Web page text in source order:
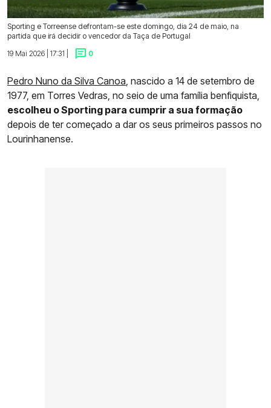
Sporting e Torreense defrontam-se este domingo, dia 24 de maio, na
partida que irá decidir o vencedor da Taça de Portugal
19 Mai 2026 | 17:31 |
0
Pedro Nuno da Silva Canoa, nascido a 14 de setembro de
1977, em Torres Vedras, no seio de uma família benfiquista,
escolheu o Sporting para cumprir a sua formação
depois de ter começado a dar os seus primeiros passos no
Lourinhanense.